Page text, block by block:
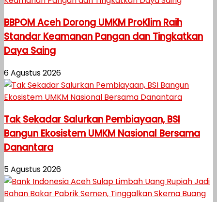
BBPOM Aceh Dorong UMKM ProKlim Raih
Standar Keamanan Pangan dan Tingkatkan
Daya Saing
6 Agustus 2026
Tak Sekadar Salurkan Pembiayaan, BSI
Bangun Ekosistem UMKM Nasional Bersama
Danantara
5 Agustus 2026